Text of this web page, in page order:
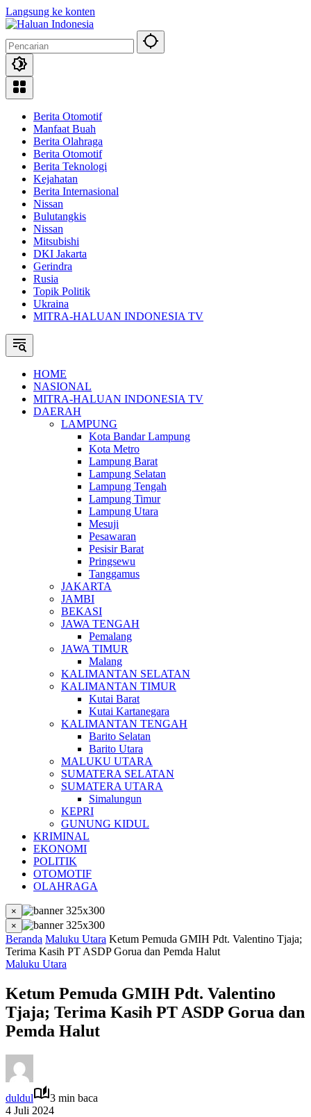
Langsung ke konten
Berita Otomotif
Manfaat Buah
Berita Olahraga
Berita Otomotif
Berita Teknologi
Kejahatan
Berita Internasional
Nissan
Bulutangkis
Nissan
Mitsubishi
DKI Jakarta
Gerindra
Rusia
Topik Politik
Ukraina
MITRA-HALUAN INDONESIA TV
HOME
NASIONAL
MITRA-HALUAN INDONESIA TV
DAERAH
LAMPUNG
Kota Bandar Lampung
Kota Metro
Lampung Barat
Lampung Selatan
Lampung Tengah
Lampung Timur
Lampung Utara
Mesuji
Pesawaran
Pesisir Barat
Pringsewu
Tanggamus
JAKARTA
JAMBI
BEKASI
JAWA TENGAH
Pemalang
JAWA TIMUR
Malang
KALIMANTAN SELATAN
KALIMANTAN TIMUR
Kutai Barat
Kutai Kartanegara
KALIMANTAN TENGAH
Barito Selatan
Barito Utara
MALUKU UTARA
SUMATERA SELATAN
SUMATERA UTARA
Simalungun
KEPRI
GUNUNG KIDUL
KRIMINAL
EKONOMI
POLITIK
OTOMOTIF
OLAHRAGA
×
×
Beranda Maluku Utara Ketum Pemuda GMIH Pdt. Valentino Tjaja;
Terima Kasih PT ASDP Gorua dan Pemda Halut
Maluku Utara
Ketum Pemuda GMIH Pdt. Valentino
Tjaja; Terima Kasih PT ASDP Gorua dan
Pemda Halut
duldul
3 min baca
4 Juli 2024